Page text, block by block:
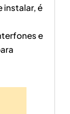
instalar, é
e